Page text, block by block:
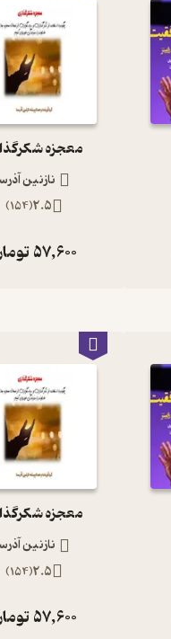
معجزه
نازنین
2.5
(
154
)
57,600
معجزه
نازنین
2.5
(
154
)
57,600